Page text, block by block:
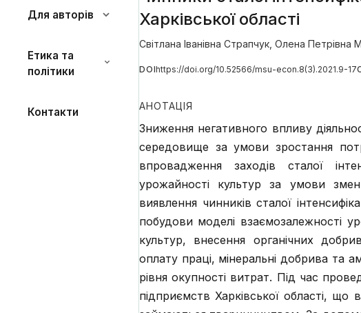
Для авторів
Етика та
політики
Контакти
Харківської області
Світлана Іванівна Страпчук, Олена Петрівна
DOIhttps://doi.org/10.52566/msu-econ.8(3).2021.9-17
АНОТАЦІЯ
Зниження негативного впливу
середовище за умови зростання
впровадження заходів сталої
урожайності культур за умови
виявлення чинників сталої
побудови моделі взаємозалежності
культур, внесення органічних
оплату праці, мінеральні добрива та
рівня окупності витрат. Під час
підприємств Харківської області,